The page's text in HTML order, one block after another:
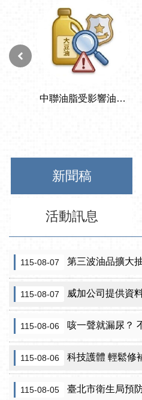
新聞稿
活動訊息
115-08-07 第三波油品擴大抽驗 2件苦
115-08-07 威加公司提供資料不實臺北市
115-08-06 咳一聲就漏尿？
115-08-06 科技護體 輕鬆修補
115-08-05 臺北市衛生局預防性